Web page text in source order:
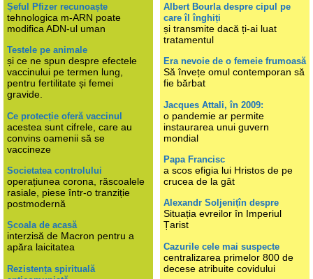
Șeful Pfizer recunoaște
tehnologica m-ARN poate
modifica ADN-ul uman
Testele pe animale
și ce ne spun despre efectele
vaccinului pe termen lung,
pentru fertilitate și femei
gravide.
Ce protecție oferă vaccinul
acestea sunt cifrele, care au
convins oamenii să se
vaccineze
Societatea controlului
operațiunea corona, răscoalele
rasiale, piese într-o tranziție
postmodernă
Școala de acasă
interzisă de Macron pentru a
apăra laicitatea
Rezistența spirituală
Albert Bourla despre cipul pe
care îl înghiți
și transmite dacă ți-ai luat
tratamentul
Era nevoie de o femeie frumoasă
Să învețe omul contemporan să
fie bărbat
Jacques Attali, în 2009:
o pandemie ar permite
instaurarea unui guvern
mondial
Papa Francisc
a scos efigia lui Hristos de pe
crucea de la gât
Alexandr Soljenițîn despre
Situația evreilor în Imperiul
Țarist
Cazurile cele mai suspecte
centralizarea primelor 800 de
decese atribuite covidului